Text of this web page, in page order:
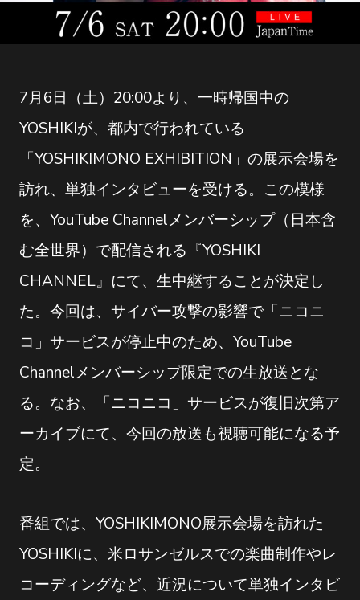
7月6日（土）20:00より、一時帰国中の
YOSHIKIが、都内で行われている
「YOSHIKIMONO EXHIBITION」の展示会場を
訪れ、単独インタビューを受ける。この模様
を、YouTube Channelメンバーシップ（日本含
む全世界）で配信される『YOSHIKI
CHANNEL』にて、生中継することが決定し
た。今回は、サイバー攻撃の影響で「ニコニ
コ」サービスが停止中のため、YouTube
Channelメンバーシップ限定での生放送とな
る。なお、「ニコニコ」サービスが復旧次第ア
ーカイブにて、今回の放送も視聴可能になる予
定。
番組では、YOSHIKIMONO展示会場を訪れた
YOSHIKIに、米ロサンゼルスでの楽曲制作やレ
コーディングなど、近況について単独インタビ